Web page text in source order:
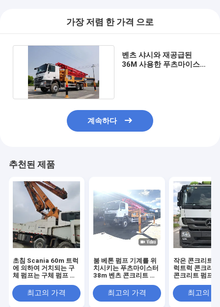
가장 저렴 한 가격 으로
벤츠 샤시와 재공급된
36M 사용한 푸츠마이스
계속하다
추천된 제품
초침 Scania 60m 트럭
에 의하여 거치되는 구
체 펌프는 구체 펌프 트
최고의 가격
붐 베톤 펌프 기계를 위
치시키는 푸츠마이스터
38m 벤츠 콘크리트 기
펌프 트럭을 사용했습니
다
최고의 가격
작은 콘크리트
럭트럭 콘크리
콘크리트 펌프
최고의